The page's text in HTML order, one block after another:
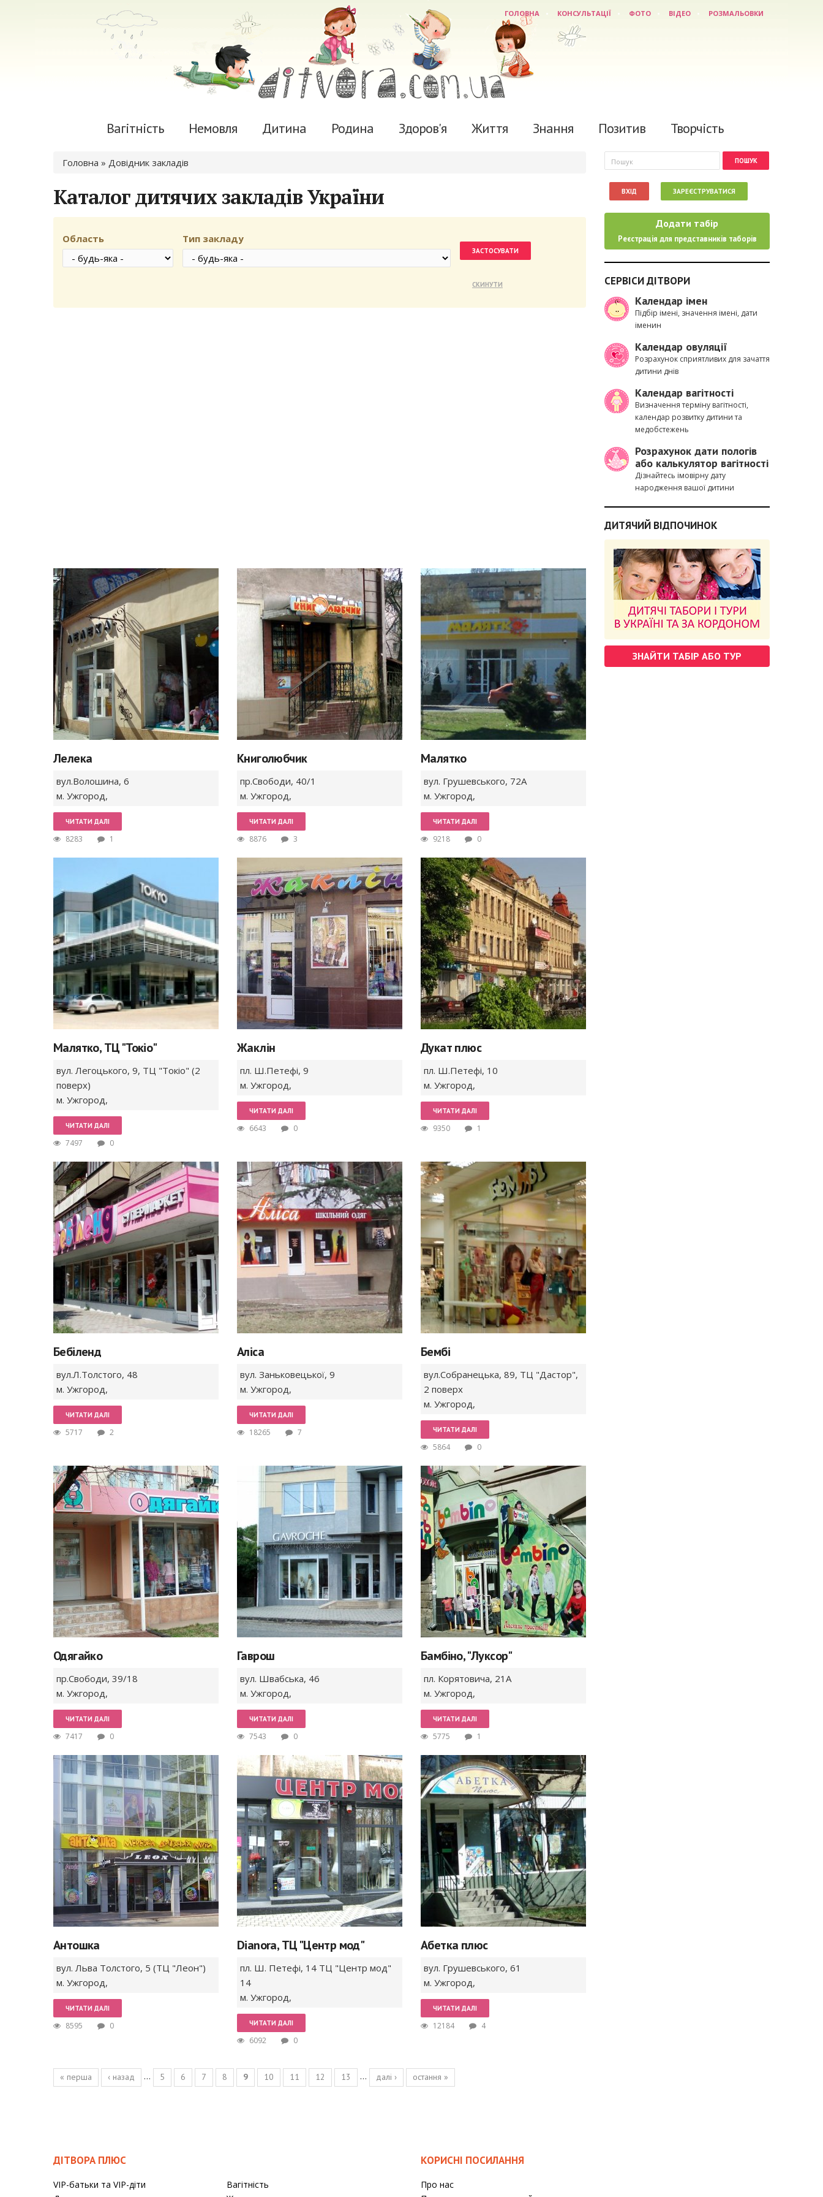
ГОЛОВНА КОНСУЛЬТАЦІЇ ФОТО ВІДЕО РОЗМАЛЬОВКИ
Вагітність Немовля Дитина Родина Здоров'я Життя Знання Позитив Творчість
Ви є тут
Головна » Довідник закладів
Каталог дитячих закладів України
Область Тип закладу
Лелека
вул.Волошина, 6
м. Ужгород,
ЧИТАТИ ДАЛІ
8283 1
Книголюбчик
пр.Свободи, 40/1
м. Ужгород,
ЧИТАТИ ДАЛІ
8876 3
Малятко
вул. Грушевського, 72А
м. Ужгород,
ЧИТАТИ ДАЛІ
9218 0
Малятко, ТЦ "Токіо"
вул. Легоцького, 9, ТЦ "Токіо" (2
поверх)
м. Ужгород,
ЧИТАТИ ДАЛІ
7497 0
Жаклін
пл. Ш.Петефі, 9
м. Ужгород,
ЧИТАТИ ДАЛІ
6643 0
Дукат плюс
пл. Ш.Петефі, 10
м. Ужгород,
ЧИТАТИ ДАЛІ
9350 1
Бебіленд
вул.Л.Толстого, 48
м. Ужгород,
ЧИТАТИ ДАЛІ
5717 2
Аліса
вул. Заньковецької, 9
м. Ужгород,
ЧИТАТИ ДАЛІ
18265 7
Бембі
вул.Собранецька, 89, ТЦ "Дастор",
2 поверх
м. Ужгород,
ЧИТАТИ ДАЛІ
5864 0
Одягайко
пр.Свободи, 39/18
м. Ужгород,
ЧИТАТИ ДАЛІ
7417 0
Гаврош
вул. Швабська, 46
м. Ужгород,
ЧИТАТИ ДАЛІ
7543 0
Бамбіно, "Луксор"
пл. Корятовича, 21A
м. Ужгород,
ЧИТАТИ ДАЛІ
5775 1
Антошка
вул. Льва Толстого, 5 (ТЦ "Леон")
м. Ужгород,
ЧИТАТИ ДАЛІ
8595 0
Dianora, ТЦ "Центр мод"
пл. Ш. Петефі, 14 ТЦ "Центр мод"
14
м. Ужгород,
ЧИТАТИ ДАЛІ
6092 0
Абетка плюс
вул. Грушевського, 61
м. Ужгород,
ЧИТАТИ ДАЛІ
12184 4
Сторінки
« перша ‹ назад … 5 6 7 8 9 10 11 12 13 … далі › остання »
Пошукова форма
Пошук
ВХІД ЗАРЕЄСТРУВАТИСЯ
Додати табір
Реєстрація для представників таборів
СЕРВІСИ ДІТВОРИ
Календар імен
Підбір імені, значення імені, дати
іменин
Календар овуляції
Розрахунок сприятливих для зачаття
дитини днів
Календар вагітності
Визначення терміну вагітності,
календар розвитку дитини та
медобстежень
Розрахунок дати пологів
або калькулятор вагітності
Дізнайтесь імовірну дату
народження вашої дитини
ДИТЯЧИЙ ВІДПОЧИНОК
ЗНАЙТИ ТАБІР АБО ТУР
ДІТВОРА ПЛЮС
VIP-батьки та VIP-діти
Вагітність
КОРИСНІ ПОСИЛАННЯ
Про нас